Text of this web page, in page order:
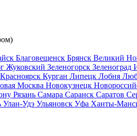
Благовещенск Брянск Великий
Жуковский Зеленогорск Зеленоград
Красноярск Курган Липецк Лобня
Москва Новокузнецк
Рязань Самара Саранск Саратов
Улан-Удэ Ульяновск Уфа Ханты-